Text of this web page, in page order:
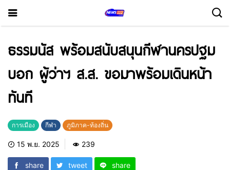
ธรรมนัส พร้อมสนับสนุนกีฬานครปฐม
บอก ผู้ว่าฯ ส.ส. ขอมาพร้อมเดินหน้า
ทันที
การเมือง กีฬา ภูมิภาค-ท้องถิ่น
15 พ.ย. 2025 239
share tweet share